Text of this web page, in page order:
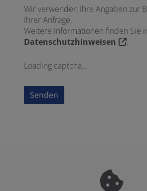
Wir verwenden Ihre Angaben zur
Ihrer Anfrage.
Weitere Informationen finden Sie
Datenschutzhinweisen
.
Loading captcha...
Senden